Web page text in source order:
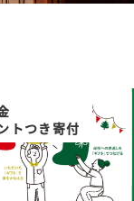
トつき寄付